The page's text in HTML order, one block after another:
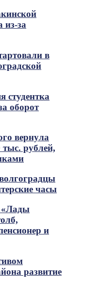
из-за
в
студентка
оборот
вернула
тыс. рублей,
часы
«Лады
и
развитие